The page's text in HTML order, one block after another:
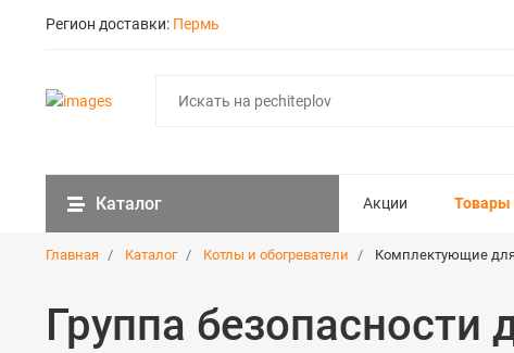
Регион доставки: Пермь
Каталог Акции Товары
Главная Каталог Котлы и обогреватели Комплектующие
Группа безопасности